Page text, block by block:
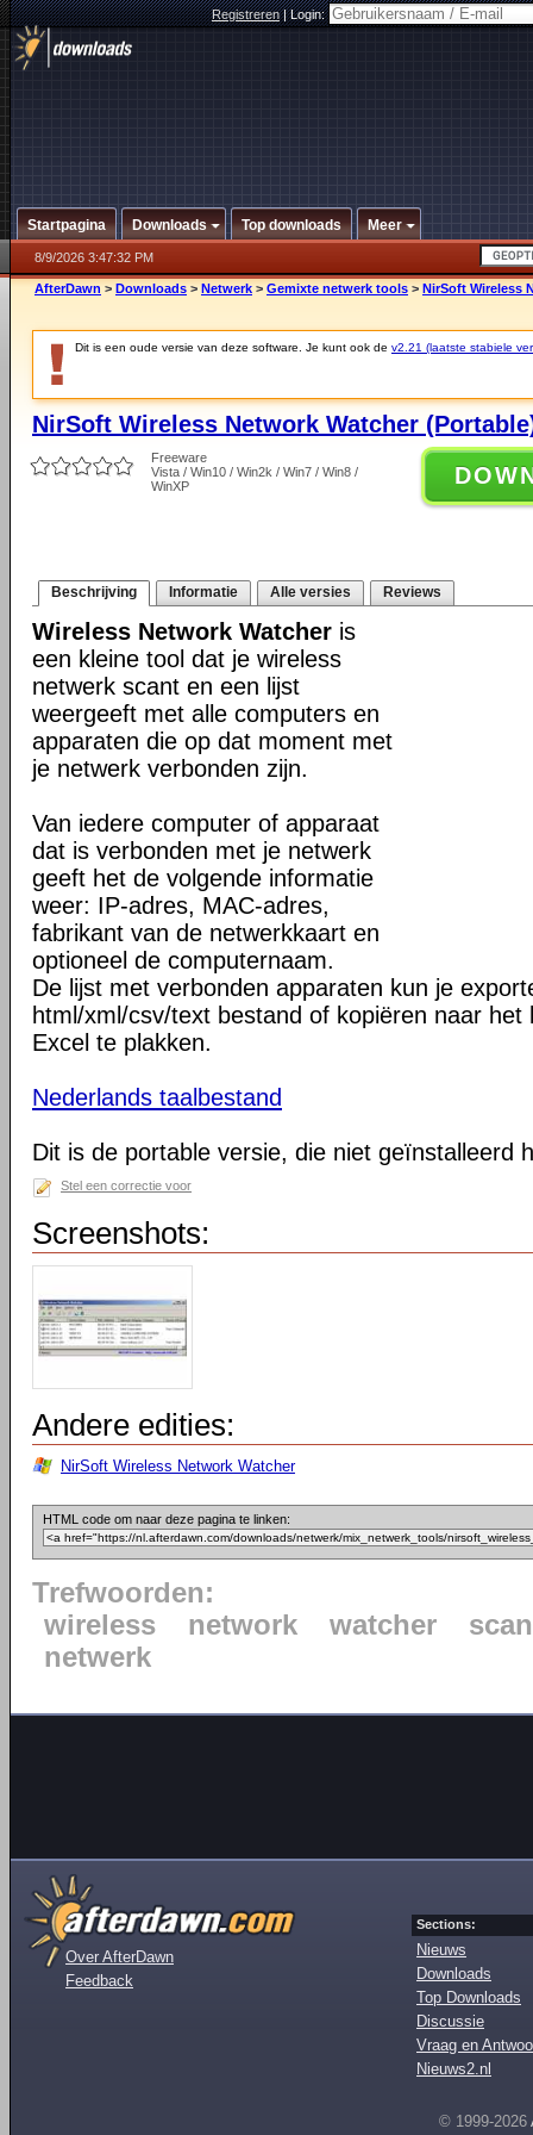
Registreren|Login:
Startpagina Downloads Top downloads Meer
8/9/2026 3:47:32 PM
AfterDawn > Downloads > Netwerk > Gemixte netwerk tools > NirSoft Wireless
Dit is een oude versie van deze software. Je kunt ook de v2.21 (laatste stabiele
NirSoft Wireless Network Watcher
Freeware
Vista / Win10 / Win2k / Win7 / Win8 /
WinXP
Beschrijving Informatie Alle versies Reviews
Wireless Network Watcher is
een kleine tool dat je wireless
netwerk scant en een lijst
weergeeft met alle computers en
apparaten die op dat moment met
je netwerk verbonden zijn.
Van iedere computer of apparaat
dat is verbonden met je netwerk
geeft het de volgende informatie
weer: IP-adres, MAC-adres,
fabrikant van de netwerkkaart en
optioneel de computernaam.
De lijst met verbonden apparaten kun je
html/xml/csv/text bestand of kopiëren naar het
Excel te plakken.
Nederlands taalbestand
Dit is de portable versie, die niet geïnstalleerd
Stel een correctie voor
Screenshots:
Andere edities:
NirSoft Wireless Network Watcher
HTML code om naar deze pagina te linken:
Trefwoorden:
wireless
network watcher
scan
netwerk
Over AfterDawn
Feedback
Sections:
Nieuws
Downloads
Top Downloads
Discussie
Vraag en
Nieuws2.nl
© 1999-2026